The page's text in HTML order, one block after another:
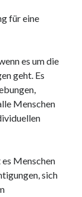
für eine
es um die
geht. Es
Menschen
Menschen
sich